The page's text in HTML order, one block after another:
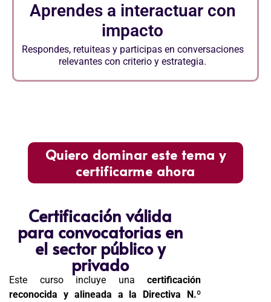
Aprendes a interactuar con
impacto
Respondes, retuiteas y participas en conversaciones
relevantes con criterio y estrategia.
Quiero dominar este tema y
certificarme ahora
Certificación válida
para convocatorias en
el sector público y
privado
Este curso incluye unacertificación
reconocida y alineada a la Directiva N.º